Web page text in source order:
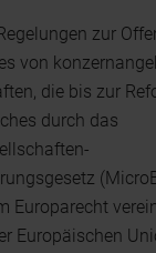
zur
von
die bis zur
durch das
Europarecht
Europäischen